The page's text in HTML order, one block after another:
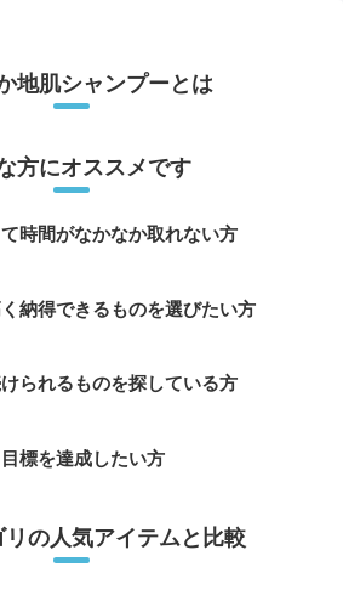
地肌シャンプーとは
方にオススメです
時間がなかなか取れない方
納得できるものを選びたい方
られるものを探している方
標を達成したい方
リの人気アイテムと比較